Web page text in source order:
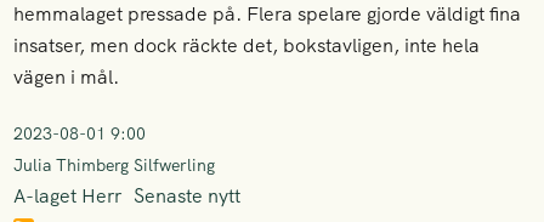
hemmalaget pressade på. Flera spelare gjorde väldigt fina
insatser, men dock räckte det, bokstavligen, inte hela
vägen i mål.
2023-08-01 9:00
Julia Thimberg Silfwerling
A-laget Herr Senaste nytt